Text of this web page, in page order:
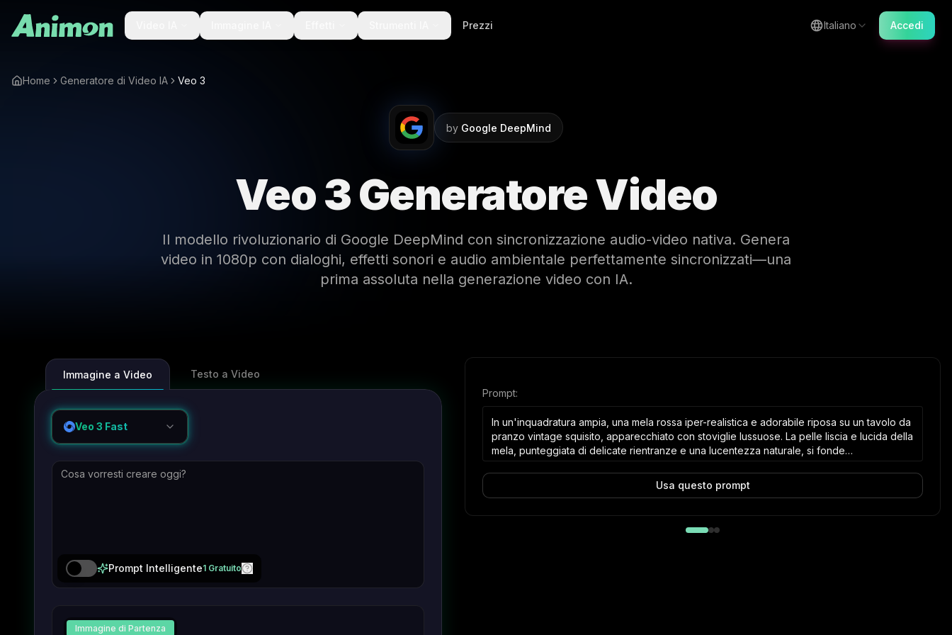
Prezzi Italiano Accedi
Home Generatore di Video IA Veo 3
by Google DeepMind
Veo 3 Generatore Video
Il modello rivoluzionario di Google DeepMind con sincronizzazione audio-video nativa. Genera
video in 1080p con dialoghi, effetti sonori e audio ambientale perfettamente sincronizzati—una
prima assoluta nella generazione video con IA.
Immagine a Video Testo a Video
Veo 3 Fast
Prompt Intelligente1 Gratuito
Immagine di Partenza
Prompt:
In un'inquadratura ampia, una mela rossa iper-realistica e adorabile riposa su un tavolo da
pranzo vintage squisito, apparecchiato con stoviglie lussuose. La pelle liscia e lucida della
mela, punteggiata di delicate rientranze e una lucentezza naturale, si fonde
perfettamente con il volto della figura. I suoi occhi penetranti, il naso a bottone e la bocca
sorridente si fondono perfettamente nella pelle liscia e arrotondata. La superficie della
mela brilla con una lucentezza allegra, creando un'atmosfera giocosa e accattivante che
spalancati, si china leggermente in avanti, le labbra leggermente separate, prende la fetta
Usa questo prompt